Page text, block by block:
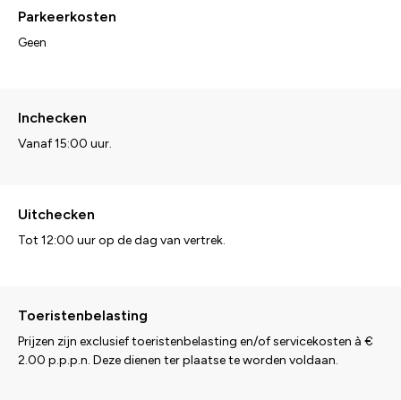
Parkeerkosten
Geen
Inchecken
Vanaf 15:00 uur.
Uitchecken
Tot 12:00 uur op de dag van vertrek.
Toeristenbelasting
Prijzen zijn exclusief toeristenbelasting en/of servicekosten à €
2.00 p.p.p.n. Deze dienen ter plaatse te worden voldaan.